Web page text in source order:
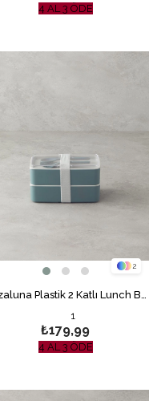
4 AL 3 ÖDE
2
Mezaluna Plastik 2 Katlı Lunch Box 720 ml +720 ml Yeşil
1
₺179,99
4 AL 3 ÖDE